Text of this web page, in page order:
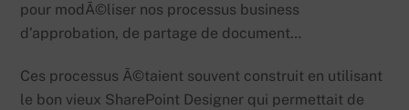
pour modÃ©liser nos processus business
d’approbation, de partage de document…
Ces processus Ã©taient souvent construit en utilisant
le bon vieux SharePoint Designer qui permettait de